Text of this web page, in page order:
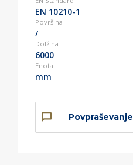
EN 10210-1
Površina
/
Dolžina
6000
Enota
mm
Povpraševanje